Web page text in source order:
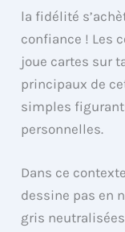
la fidélité
confiance ! Les
joue cartes sur
principaux de
simples
personnelles.
Dans ce
dessine pas en
gris